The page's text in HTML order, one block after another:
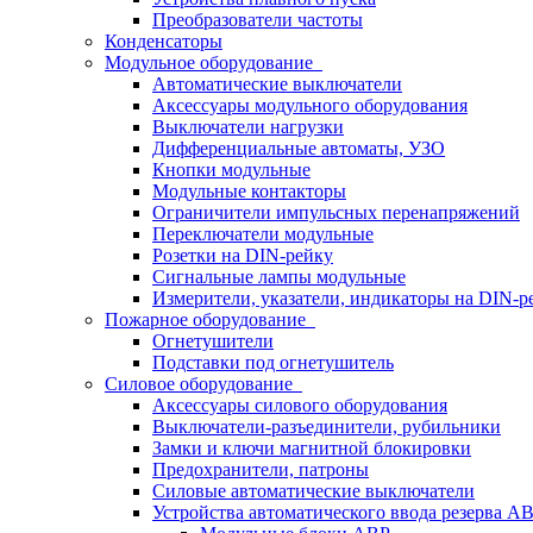
Преобразователи частоты
Конденсаторы
Модульное оборудование
Автоматические выключатели
Аксессуары модульного оборудования
Выключатели нагрузки
Дифференциальные автоматы, УЗО
Кнопки модульные
Модульные контакторы
Ограничители импульсных перенапряжений
Переключатели модульные
Розетки на DIN-рейку
Сигнальные лампы модульные
Измерители, указатели, индикаторы на DIN-
Пожарное оборудование
Огнетушители
Подставки под огнетушитель
Силовое оборудование
Аксессуары силового оборудования
Выключатели-разъединители, рубильники
Замки и ключи магнитной блокировки
Предохранители, патроны
Силовые автоматические выключатели
Устройства автоматического ввода резерва